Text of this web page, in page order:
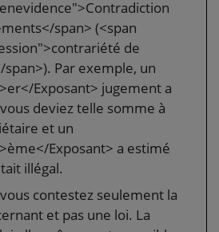
span> (<span
de
Par exemple, un
Exposant> jugement a
deviez telle somme à
et un
Exposant> a estimé
illégal.
contestez seulement la
et pas une loi. La